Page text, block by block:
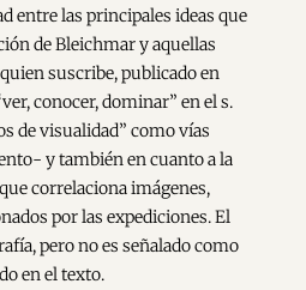
entre las principales ideas que
de Bleichmar y aquellas
suscribe, publicado en
conocer, dominar” en el s.
de visualidad” como vías
y también en cuanto a la
correlaciona imágenes,
por las expediciones. El
pero no es señalado como
en el texto.